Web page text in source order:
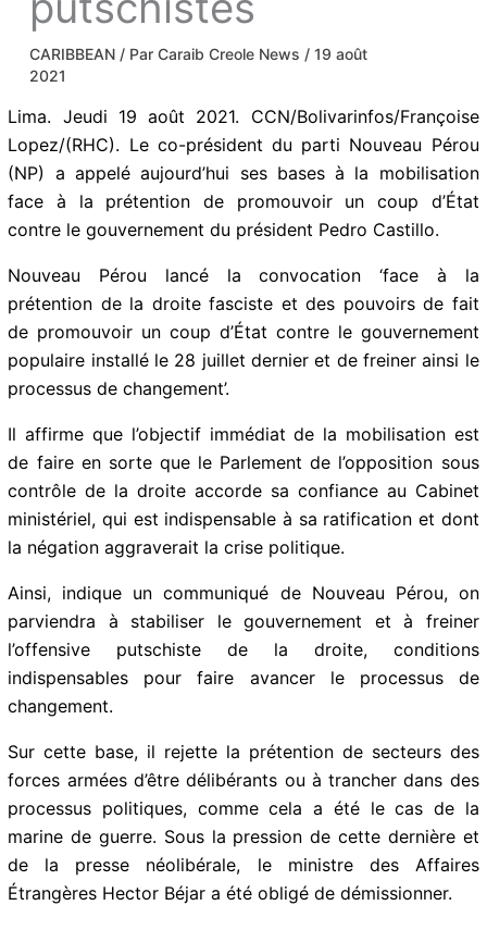
CARIBBEAN / ParCaraib Creole News /19 août
2021
Lima. Jeudi 19 août 2021. CCN/Bolivarinfos/Françoise
Lopez/(RHC). Le co-président du parti Nouveau Pérou
(NP) a appelé aujourd’hui ses bases à la mobilisation
face à la prétention de promouvoir un coup d’État
contre le gouvernement du président Pedro Castillo.
Nouveau Pérou lancé la convocation ‘face à la
prétention de la droite fasciste et des pouvoirs de fait
de promouvoir un coup d’État contre le gouvernement
populaire installé le 28 juillet dernier et de freiner ainsi le
processus de changement’.
Il affirme que l’objectif immédiat de la mobilisation est
de faire en sorte que le Parlement de l’opposition sous
contrôle de la droite accorde sa confiance au Cabinet
ministériel, qui est indispensable à sa ratification et dont
la négation aggraverait la crise politique.
Ainsi, indique un communiqué de Nouveau Pérou, on
parviendra à stabiliser le gouvernement et à freiner
l’offensive putschiste de la droite, conditions
indispensables pour faire avancer le processus de
changement.
Sur cette base, il rejette la prétention de secteurs des
forces armées d’être délibérants ou à trancher dans des
processus politiques, comme cela a été le cas de la
marine de guerre. Sous la pression de cette dernière et
de la presse néolibérale, le ministre des Affaires
Étrangères Hector Béjar a été obligé de démissionner.